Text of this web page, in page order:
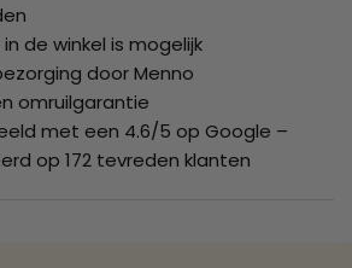
de winkel is mogelijk
door Menno
omruilgarantie
met een 4.6/5 op Google –
op 172 tevreden klanten